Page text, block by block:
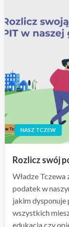
NASZ TCZEW
Rozlicz swój
Władze
podatek w
jakim dysponuje
wszystkich
edukacja czy